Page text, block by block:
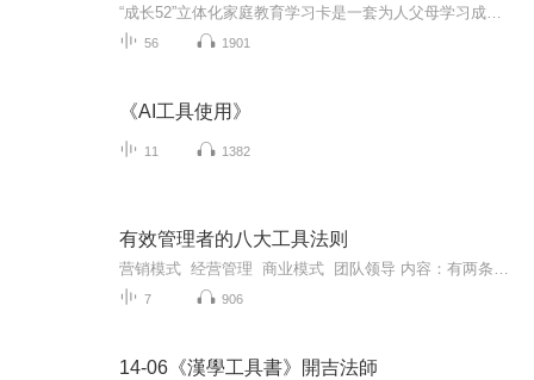
56 1901
《AI工具使用》
11 1382
有效管理者的八大工具法则
7 906
14-06《漢學工具書》開吉法師